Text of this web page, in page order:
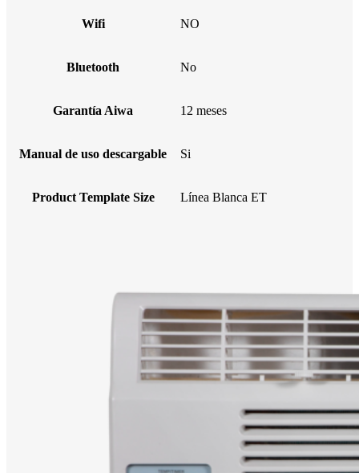
Wifi NO
Bluetooth No
Garantía Aiwa 12 meses
Manual de uso descargable Si
Product Template Size Línea Blanca ET